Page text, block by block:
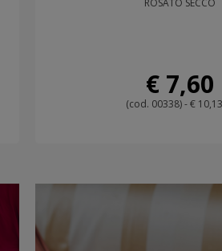
€ 7,60
(cod. 00338) - €